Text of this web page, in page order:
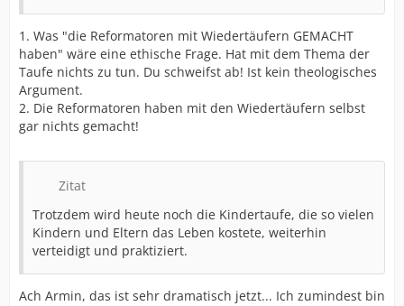
1. Was "die Reformatoren mit Wiedertäufern GEMACHT
haben" wäre eine ethische Frage. Hat mit dem Thema der
Taufe nichts zu tun. Du schweifst ab! Ist kein theologisches
Argument.
2. Die Reformatoren haben mit den Wiedertäufern selbst
gar nichts gemacht!
Zitat
Trotzdem wird heute noch die Kindertaufe, die so vielen
Kindern und Eltern das Leben kostete, weiterhin
verteidigt und praktiziert.
Ach Armin, das ist sehr dramatisch jetzt... Ich zumindest bin